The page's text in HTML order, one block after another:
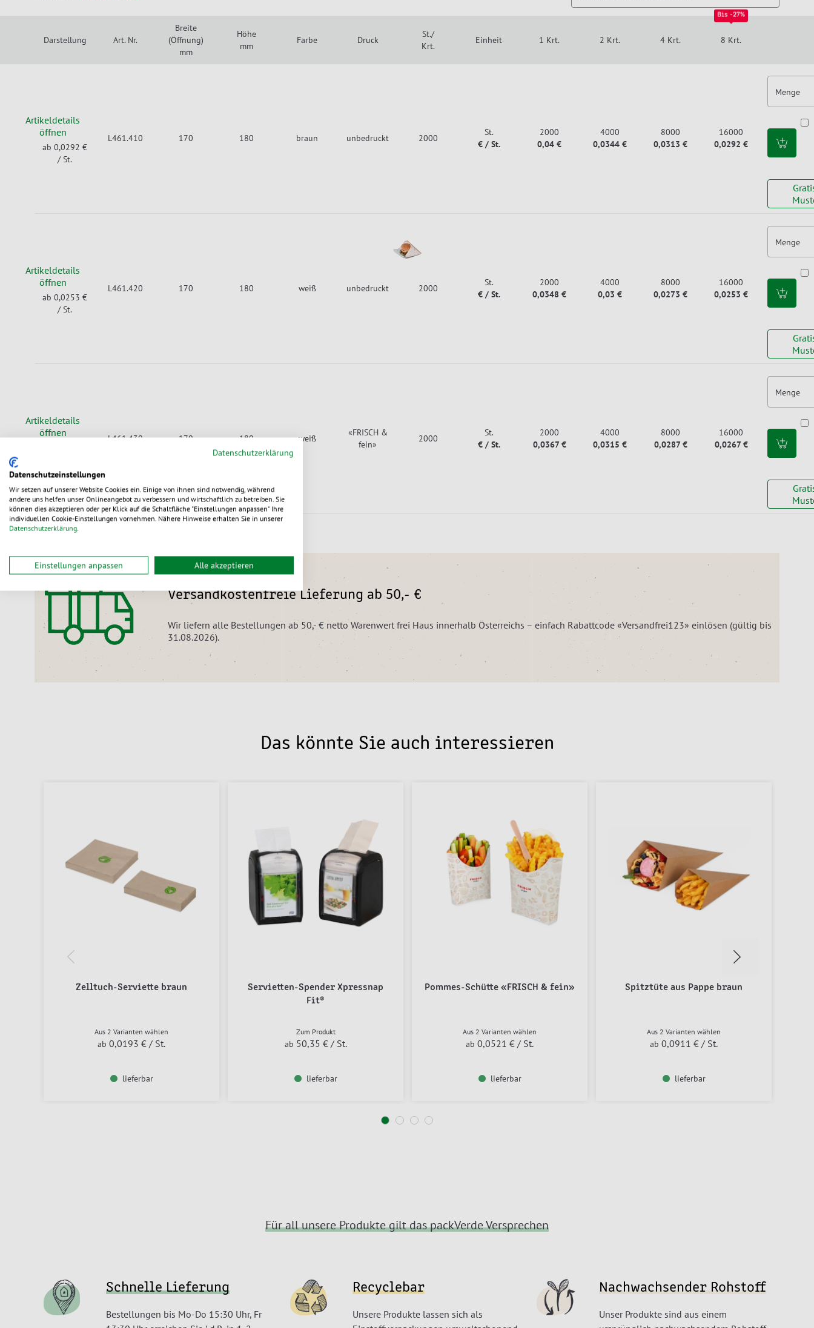
Darstellung Art. Nr.
Breite
(Öffnung)
mm
Höhe
mm
Farbe Druck
St./
Krt.
Einheit 1 Krt. 2 Krt. 4 Krt.
Bis -27%
8 Krt.
Artikeldetails
öffnen
ab 0,0292 €
/ St.
L461.410 170 180 braun unbedruckt 2000
St.
€ / St.
2000
0,04 €
4000
0,0344 €
8000
0,0313 €
16000
0,0292 €
Menge
Artikeldetails
öffnen
ab 0,0253 €
/ St.
L461.420 170 180 weiß unbedruckt 2000
St.
€ / St.
2000
0,0348 €
4000
0,03 €
8000
0,0273 €
16000
0,0253 €
Menge
Artikeldetails
öffnen
L461.430 170 180 weiß
«FRISCH &
fein»
2000
St.
€ / St.
2000
0,0367 €
4000
0,0315 €
8000
0,0287 €
16000
0,0267 €
Menge
Nur noch für kurze Zeit:
Versandkostenfreie Lieferung ab 50,- €
Wir liefern alle Bestellungen ab 50,- € netto Warenwert frei Haus innerhalb Österreichs – einfach Rabattcode «Versandfrei123» einlösen (gültig bis
31.08.2026).
Das könnte Sie auch interessieren
Zelltuch-Serviette braun
Aus 2 Varianten wählen
ab 0,0193 € / St.
lieferbar
Servietten-Spender Xpressnap
Fit®
Zum Produkt
ab 50,35 € / St.
lieferbar
Pommes-Schütte «FRISCH & fein»
Aus 2 Varianten wählen
ab 0,0521 € / St.
lieferbar
Spitztüte aus Pappe braun
Aus 2 Varianten wählen
ab 0,0911 € / St.
lieferbar
Für all unsere Produkte gilt das packVerde Versprechen
Schnelle Lieferung
Bestellungen bis Mo-Do 15:30 Uhr, Fr
Recyclebar
Unsere Produkte lassen sich als
Nachwachsender Rohstoff
Unser Produkte sind aus einem
Datenschutzerklärung
Datenschutzeinstellungen
Wir setzen auf unserer Website Cookies ein. Einige von ihnen sind notwendig, während
andere uns helfen unser Onlineangebot zu verbessern und wirtschaftlich zu betreiben. Sie
können dies akzeptieren oder per Klick auf die Schaltfläche "Einstellungen anpassen" Ihre
individuellen Cookie-Einstellungen vornehmen. Nähere Hinweise erhalten Sie in unserer
Datenschutzerklärung.
Einstellungen anpassen Alle akzeptieren